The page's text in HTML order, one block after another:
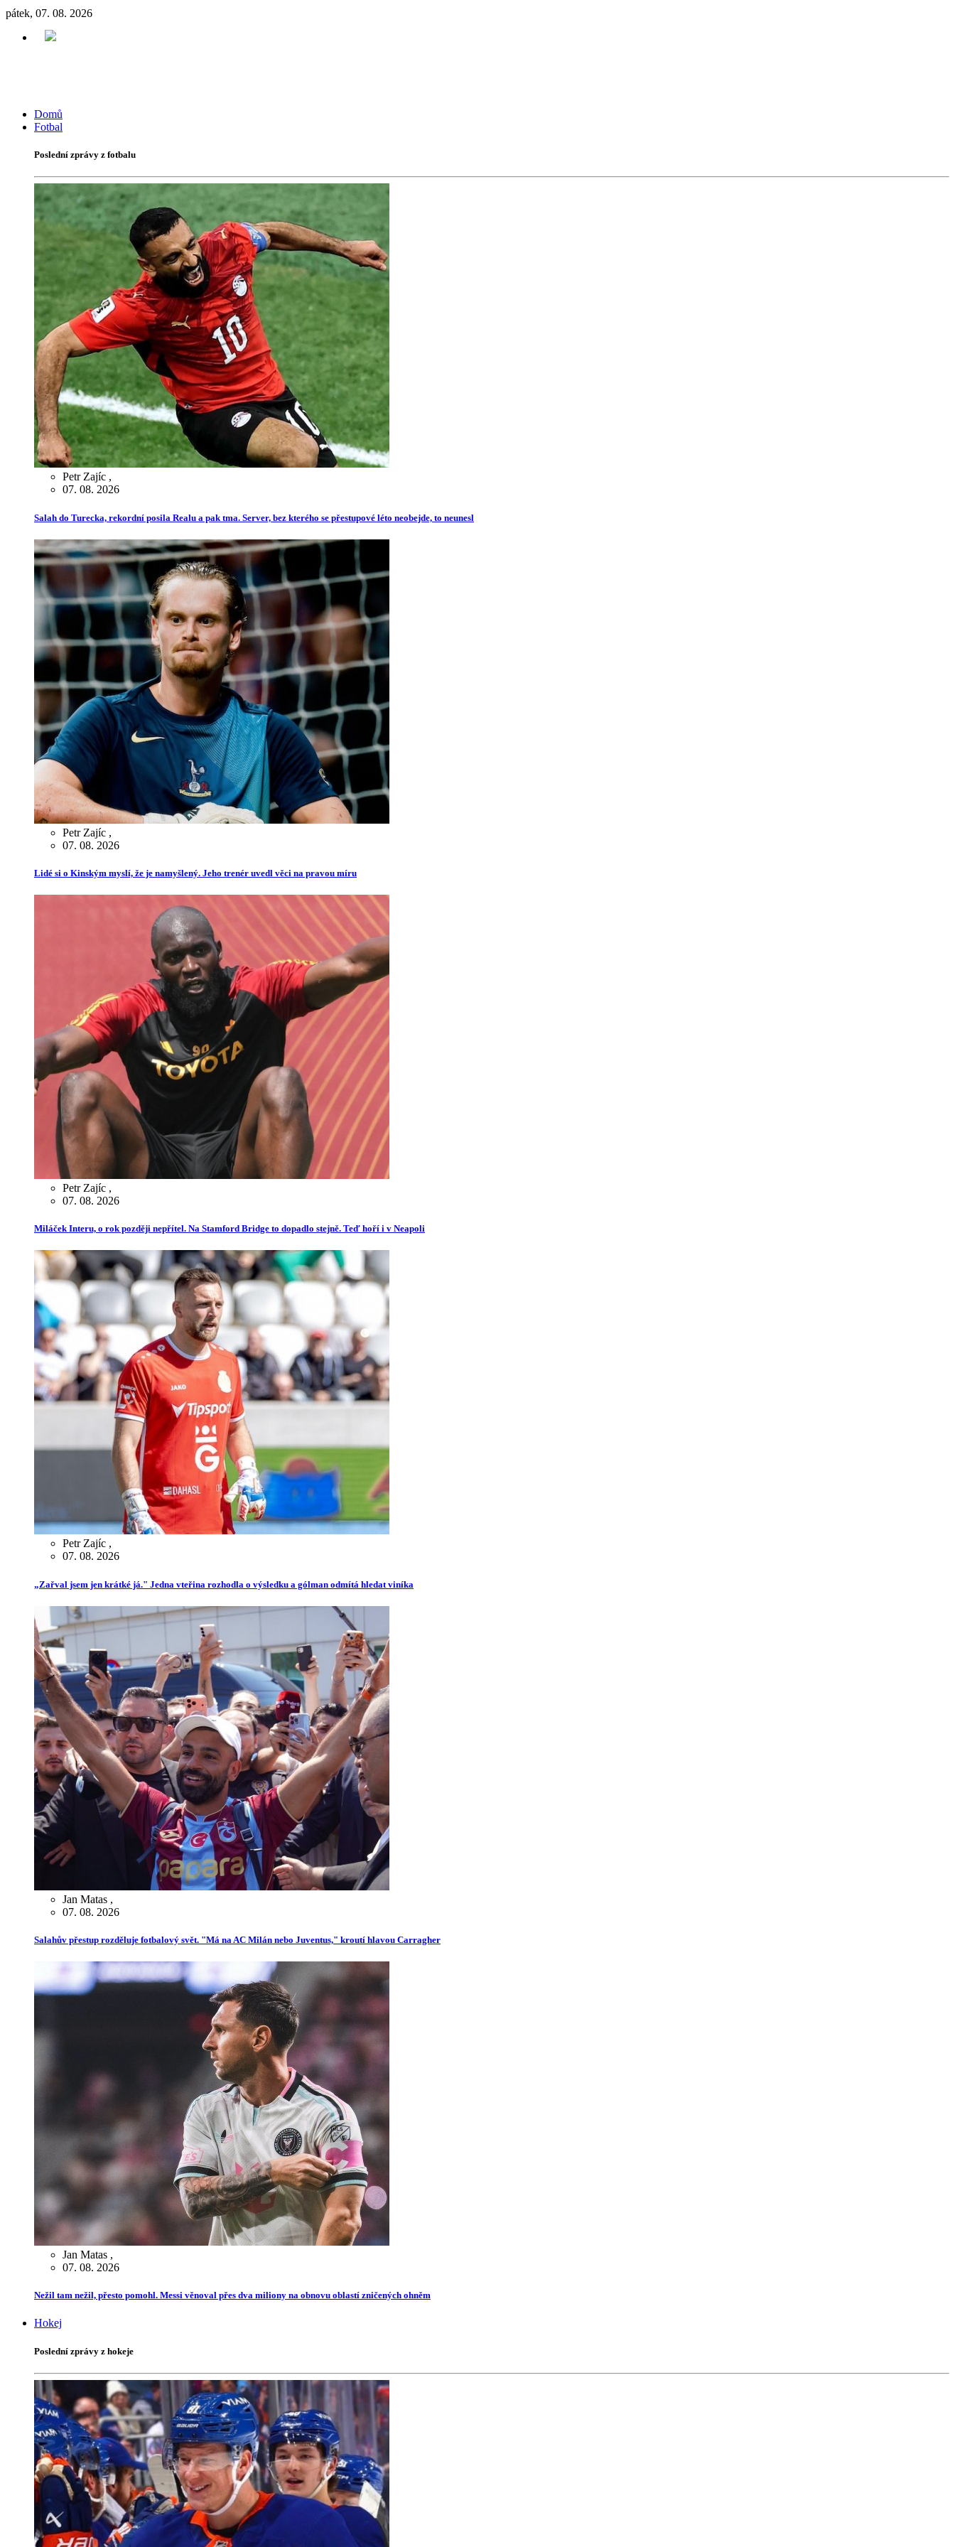
pátek, 07. 08. 2026
Domů
Fotbal
Poslední zprávy z fotbalu
Petr Zajíc ,
07. 08. 2026
Salah do Turecka, rekordní posila Realu a pak tma. Server, bez kterého se přestupové léto neobejde, to neunesl
Petr Zajíc ,
07. 08. 2026
Lidé si o Kinským myslí, že je namyšlený. Jeho trenér uvedl věci na pravou míru
Petr Zajíc ,
07. 08. 2026
Miláček Interu, o rok později nepřítel. Na Stamford Bridge to dopadlo stejně. Teď hoří i v Neapoli
Petr Zajíc ,
07. 08. 2026
„Zařval jsem jen krátké já." Jedna vteřina rozhodla o výsledku a gólman odmítá hledat viníka
Jan Matas ,
07. 08. 2026
Salahův přestup rozděluje fotbalový svět. "Má na AC Milán nebo Juventus," kroutí hlavou Carragher
Jan Matas ,
07. 08. 2026
Nežil tam nežil, přesto pomohl. Messi věnoval přes dva miliony na obnovu oblastí zničených ohněm
Hokej
Poslední zprávy z hokeje